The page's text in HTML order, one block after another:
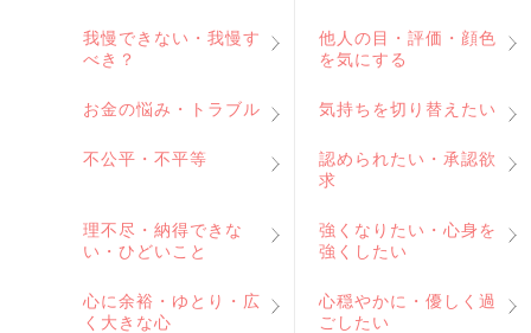
我慢できない・我慢す
べき？
他人の目・評価・顔色
を気にする
お金の悩み・トラブル 気持ちを切り替えたい
不公平・不平等
認められたい・承認欲
求
理不尽・納得できな
い・ひどいこと
強くなりたい・心身を
強くしたい
心に余裕・ゆとり・広
く大きな心
心穏やかに・優しく過
ごしたい